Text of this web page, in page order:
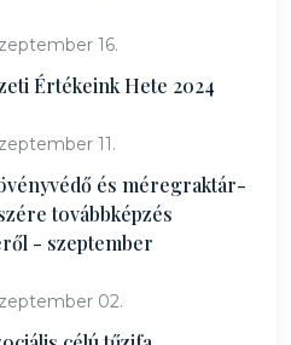
16.
Értékeink Hete 2024
11.
és méregraktár-
továbbképzés
- szeptember
02.